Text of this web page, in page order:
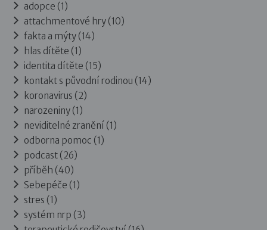
adopce (1)
attachmentové hry (10)
fakta a mýty (14)
hlas dítěte (1)
identita dítěte (15)
kontakt s původní rodinou (14)
koronavirus (2)
narozeniny (1)
neviditelné zranění (1)
odborna pomoc (1)
podcast (26)
příběh (40)
Sebepéče (1)
stres (1)
systém nrp (3)